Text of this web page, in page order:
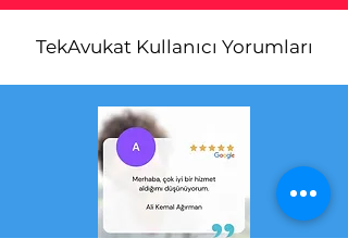
TekAvukat Kullanıcı Yorumları